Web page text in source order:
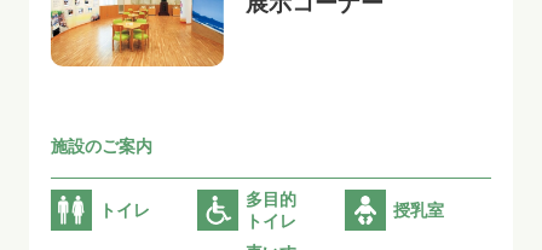
施設のご案内
トイレ
多目的
トイレ
授乳室